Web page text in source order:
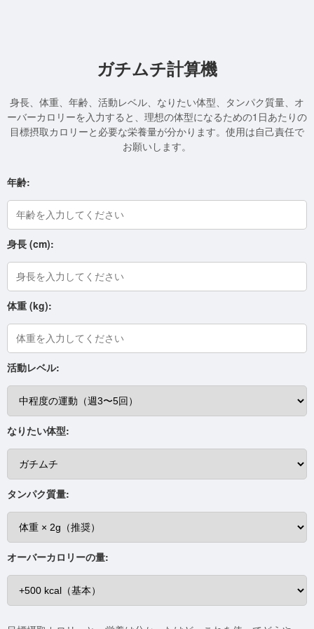
ガチムチ計算機
身長、体重、年齢、活動レベル、なりたい体型、タンパク質量、オ
ーバーカロリーを入力すると、理想の体型になるための1日あたりの
目標摂取カロリーと必要な栄養量が分かります。使用は自己責任で
お願いします。
年齢:
身長 (cm):
体重 (kg):
活動レベル:
なりたい体型:
タンパク質量:
オーバーカロリーの量: